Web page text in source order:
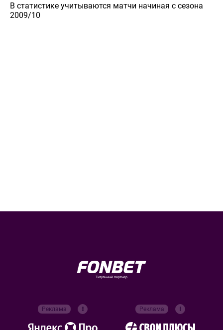
В статистике учитываются матчи начиная с сезона
2009/10
Титульный партнер
Реклама Реклама